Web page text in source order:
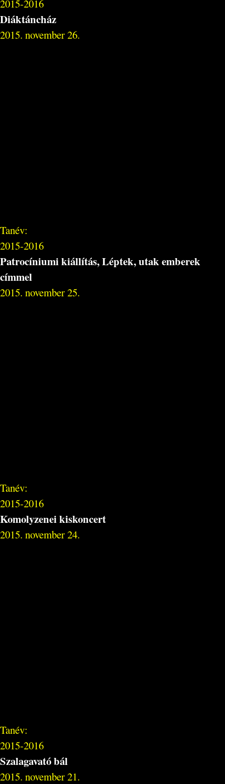
2015-2016
Diáktáncház
2015. november 26.
Tanév:
2015-2016
Patrocíniumi kiállítás, Léptek, utak emberek
címmel
2015. november 25.
Tanév:
2015-2016
Komolyzenei kiskoncert
2015. november 24.
Tanév:
2015-2016
Szalagavató bál
2015. november 21.